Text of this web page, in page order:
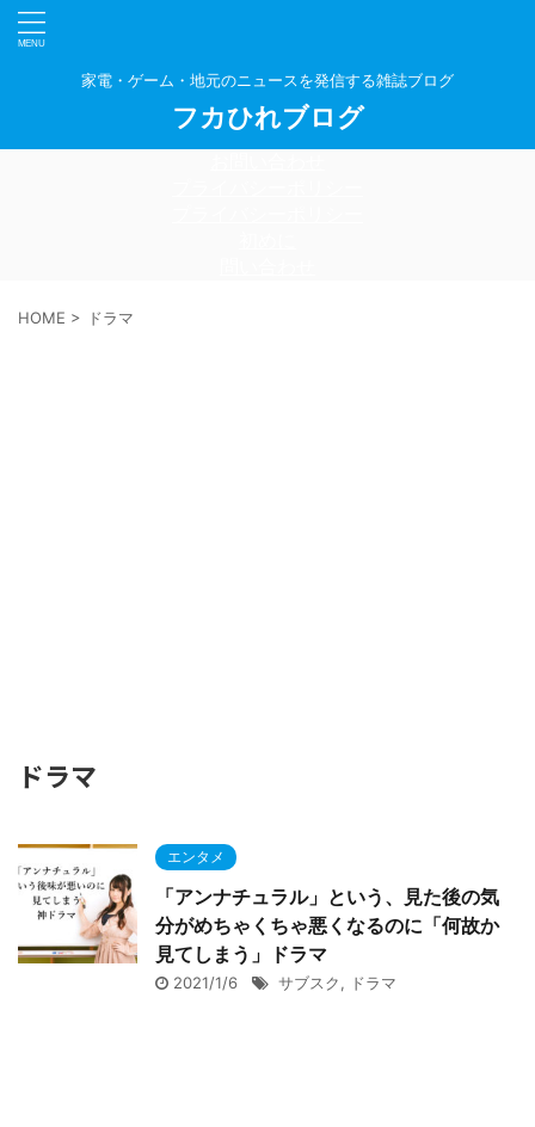
家電・ゲーム・地元のニュースを発信する雑誌ブログ
フカひれブログ
HOME > ドラマ
ドラマ
エンタメ
「アンナチュラル」という、見た後の気
分がめちゃくちゃ悪くなるのに「何故か
見てしまう」ドラマ
2021/1/6 サブスク, ドラマ